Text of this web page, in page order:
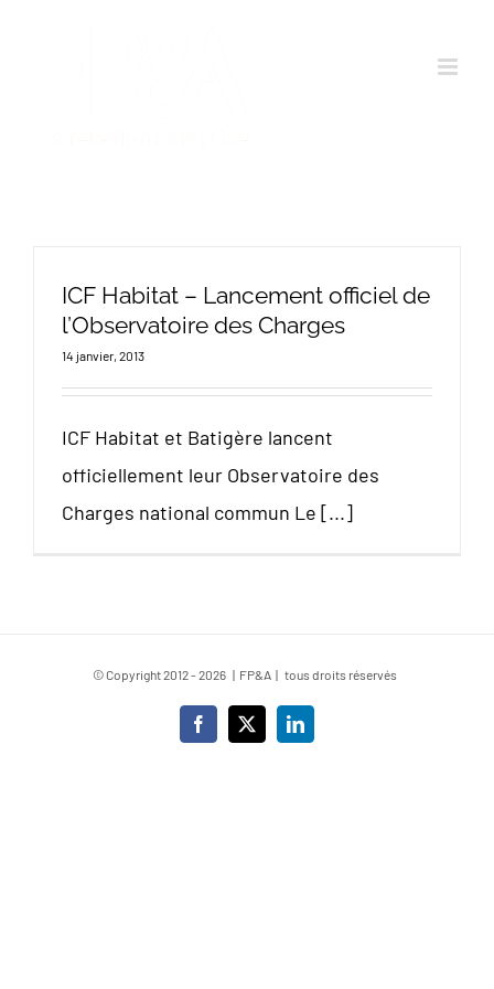
ICF Habitat – Lancement officiel de
l’Observatoire des Charges
14 janvier, 2013
ICF Habitat et Batigère lancent
officiellement leur Observatoire des
Charges national commun Le [...]
© Copyright 2012 -2026 | FP&A | tous droits réservés
Facebook
X LinkedIn